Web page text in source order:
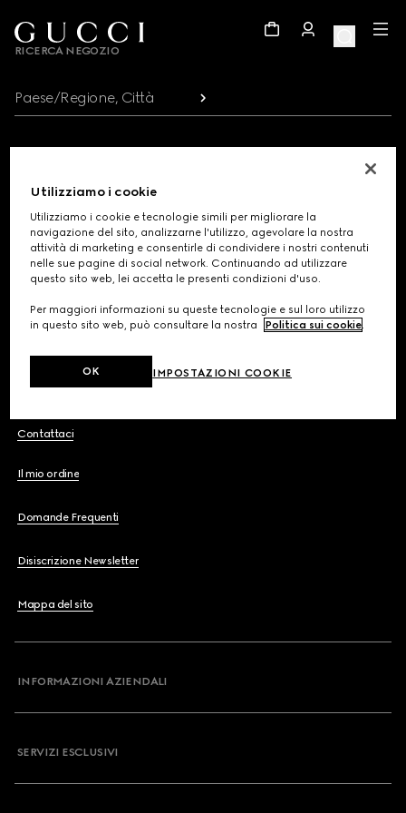
RICERCA NEGOZIO
Paese/Regione, Città
personalizzate e scopri le ultime novità della Maison.
Indirizzo e-mail
POSSIAMO AIUTARTI?
Contattaci
Il mio ordine
Domande Frequenti
Disiscrizione Newsletter
Mappa del sito
INFORMAZIONI AZIENDALI
SERVIZI ESCLUSIVI
Utilizziamo i cookie
Utilizziamo i cookie e tecnologie simili per migliorare la
navigazione del sito, analizzarne l'utilizzo, agevolare la nostra
attività di marketing e consentirle di condividere i nostri contenuti
nelle sue pagine di social network. Continuando ad utilizzare
questo sito web, lei accetta le presenti condizioni d'uso.
Per maggiori informazioni su queste tecnologie e sul loro utilizzo
in questo sito web, può consultare la nostra
Politica sui cookie.
IMPOSTAZIONI COOKIE
OK